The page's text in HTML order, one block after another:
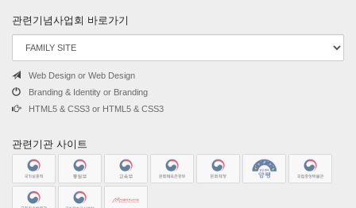
관련기념사업회 바로가기
Web Design or Web Design
Branding & Identity or Branding
HTML5 & CSS3 or HTML5 & CSS3
관련기관 사이트